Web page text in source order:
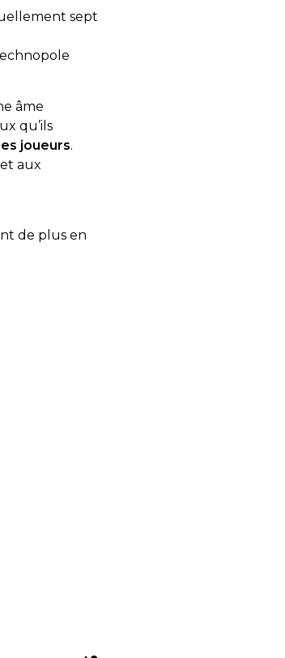
sept
âme
qu’ils
joueurs.
et aux
de plus en